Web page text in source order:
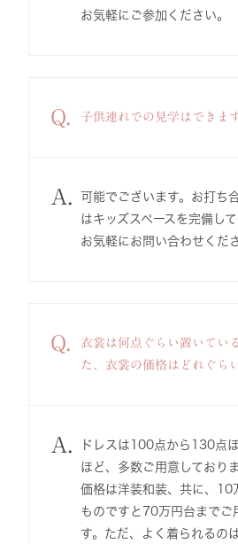
お気軽にご参加ください。
Q. 子供連れでの見学はできま
A.
可能でございます。お打ち
はキッズスペースを完備して
お気軽にお問い合わせくだ
Q.
衣裳は何点ぐらい置いてい
た、衣裳の価格はどれぐら
A.
ドレスは100点から130点
ほど、多数ご用意しておりま
価格は洋装和装、共に、10
ものですと70万円台までご
す。ただ、よく着られるの